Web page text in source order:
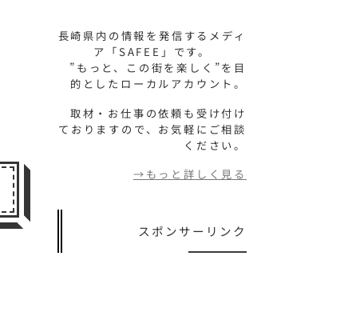
長崎県内の情報を発信するメディ
ア「SAFEE」です。
”もっと、この街を楽しく”を目
的としたローカルアカウント。
取材・お仕事の依頼も受け付け
ておりますので、お気軽にご相談
ください。
→もっと詳しく見る
スポンサーリンク